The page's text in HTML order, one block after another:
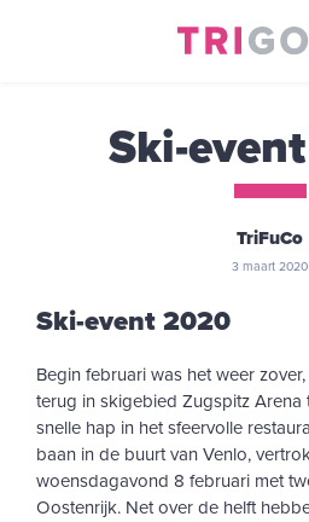
Ski-
TriFuCo
3 maart 2020
Ski-event 2020
Begin februari was het weer
terug in skigebied Zugspitz Arena
snelle hap in het sfeervolle
baan in de buurt van Venlo,
woensdagavond 8 februari met
Oostenrijk. Net over de helft